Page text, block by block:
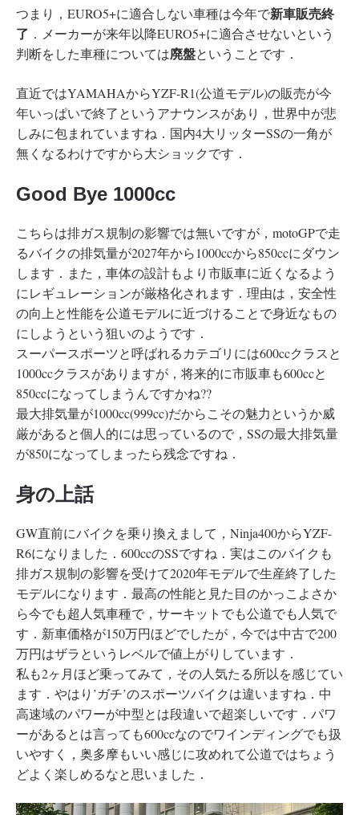
つまり，EURO5+に適合しない車種は今年で新車販売終
了 ．メーカーが来年以降EURO5+に適合させないという
判断をした車種については廃盤ということです．
直近ではYAMAHAからYZF-R1(公道モデル)の販売が今
年いっぱいで終了というアナウンスがあり，世界中が悲
しみに包まれていますね．国内4大リッターSSの一角が
無くなるわけですから大ショックです．
Good Bye 1000cc
こちらは排ガス規制の影響では無いですが，motoGPで走
るバイクの排気量が2027年から1000ccから850ccにダウン
します．また，車体の設計もより市販車に近くなるよう
にレギュレーションが厳格化されます．理由は，安全性
の向上と性能を公道モデルに近づけることで身近なもの
にしようという狙いのようです．
スーパースポーツと呼ばれるカテゴリには600ccクラスと
1000ccクラスがありますが，将来的に市販車も600ccと
850ccになってしまうんですかね??
最大排気量が1000cc(999cc)だからこその魅力というか威
厳があると個人的には思っているので，SSの最大排気量
が850になってしまったら残念ですね．
身の上話
GW直前にバイクを乗り換えまして，Ninja400からYZF-
R6になりました．600ccのSSですね．実はこのバイクも
排ガス規制の影響を受けて2020年モデルで生産終了した
モデルになります．最高の性能と見た目のかっこよさか
ら今でも超人気車種で，サーキットでも公道でも人気で
す．新車価格が150万円ほどでしたが，今では中古で200
万円はザラというレベルで値上がりしています．
私も2ヶ月ほど乗ってみて，その人気たる所以を感じてい
ます．やはり’ガチ’のスポーツバイクは違いますね．中
高速域のパワーが中型とは段違いで超楽しいです．パワ
ーがあるとは言っても600ccなのでワインディングでも扱
いやすく，奥多摩もいい感じに攻めれて公道ではちょう
どよく楽しめるなと思いました．